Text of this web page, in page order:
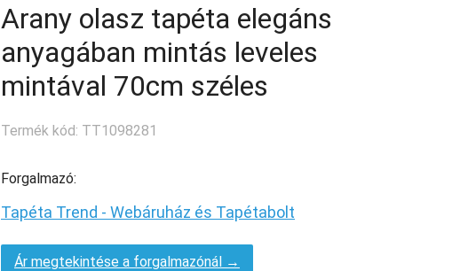
Arany olasz tapéta elegáns
anyagában mintás leveles
mintával 70cm széles
Termék kód: TT1098281
Forgalmazó:
Tapéta Trend - Webáruház és Tapétabolt
Ár megtekintése a forgalmazónál →